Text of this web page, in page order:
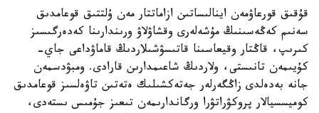
قۇقىق قورعاۋمەن اينالىساتىن ازاماتتار مەن ۇلتتىق قوعامدىق
سەنىم كەڭەسىنىڭ مۇشەلەرى وقشاۋلاۋ ورىندارىنا كەدەرگىسىز
كىرىپ، قاڭتار وقيعاسىنا قاتىسۋشىلاردىڭ قاماۋداعى جاي-
كۇيىمەن تانىستى، ولاردىڭ شاعىمدارىن قارادى. ومبۋدسمەن
جانە بەدەلدى زاڭگەرلەر جەتەكشىلىك ەتەتىن تاۋەلسىز قوعامدىق
كوميسسيالار پروكۋراتۋرا ورگاندارىمەن تىعىز جۇمىس ىستەدى،